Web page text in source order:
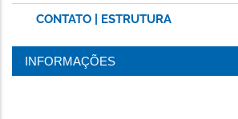
CONTATO | ESTRUTURA
INFORMAÇÕES